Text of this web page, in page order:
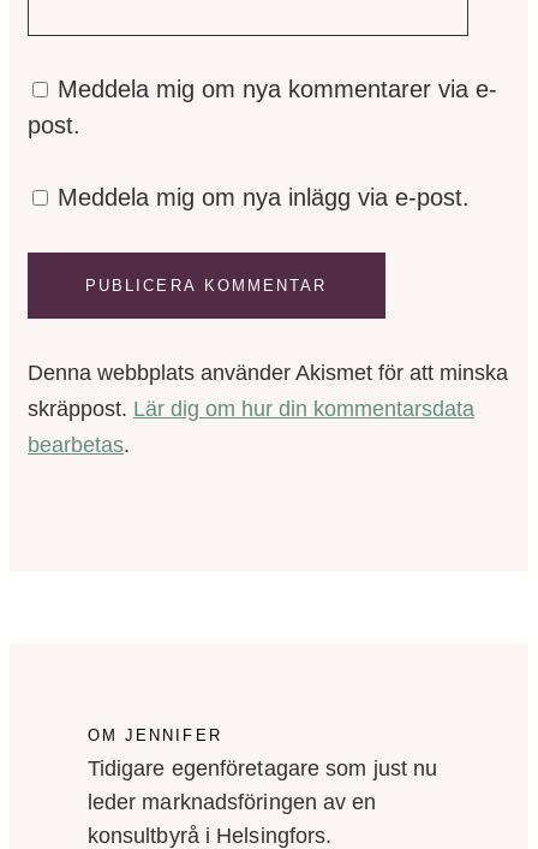
Meddela mig om nya kommentarer via e-
post.
Meddela mig om nya inlägg via e-post.
Denna webbplats använder Akismet för att minska
skräppost. Lär dig om hur din kommentarsdata
bearbetas.
OM JENNIFER
Tidigare egenföretagare som just nu
leder marknadsföringen av en
konsultbyrå i Helsingfors.